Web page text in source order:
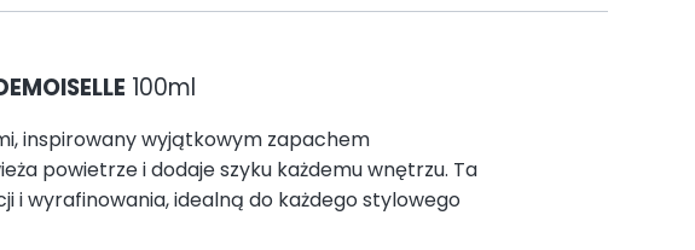
100ml
inspirowany wyjątkowym zapachem
powietrze i dodaje szyku każdemu wnętrzu. Ta
wyrafinowania, idealną do każdego stylowego